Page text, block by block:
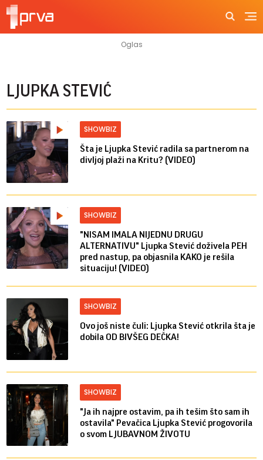
LJUPKA STEVIĆ
SHOWBIZ
Šta je Ljupka Stević radila sa partnerom na
divljoj plaži na Kritu? (VIDEO)
SHOWBIZ
"NISAM IMALA NIJEDNU DRUGU
ALTERNATIVU" Ljupka Stević doživela PEH
pred nastup, pa objasnila KAKO je rešila
situaciju! (VIDEO)
SHOWBIZ
Ovo još niste čuli: Ljupka Stević otkrila šta je
dobila OD BIVŠEG DEČKA!
SHOWBIZ
"Ja ih najpre ostavim, pa ih tešim što sam ih
ostavila" Pevačica Ljupka Stević progovorila
o svom LJUBAVNOM ŽIVOTU